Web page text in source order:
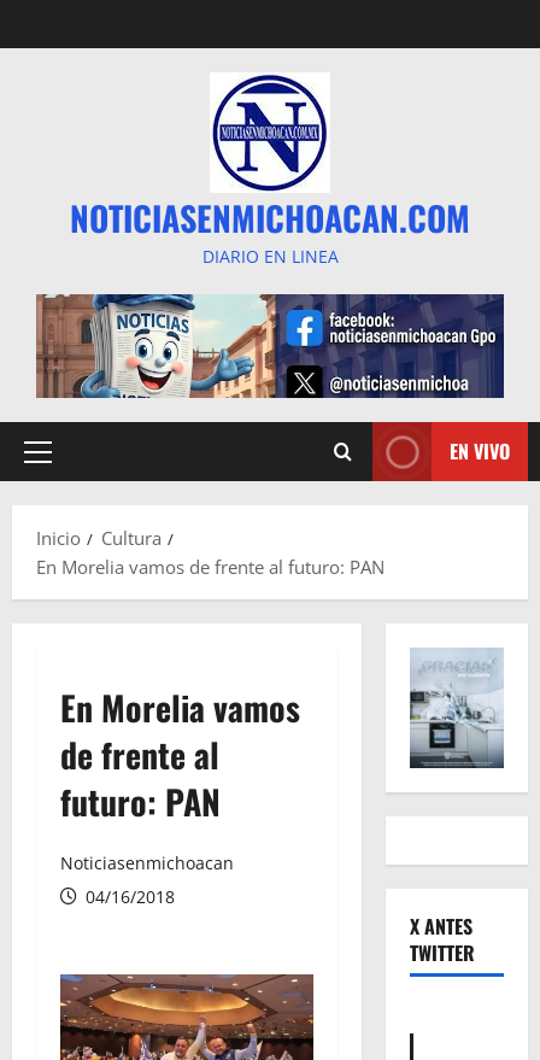
al
NOTICIASENMICHOACAN.COM
DIARIO EN LINEA
Menú
EN VIVO
Inicio
Cultura
En Morelia vamos de frente al futuro: PAN
En Morelia vamos
de frente al
futuro: PAN
Noticiasenmichoacan
04/16/2018
X ANTES
TWITTER